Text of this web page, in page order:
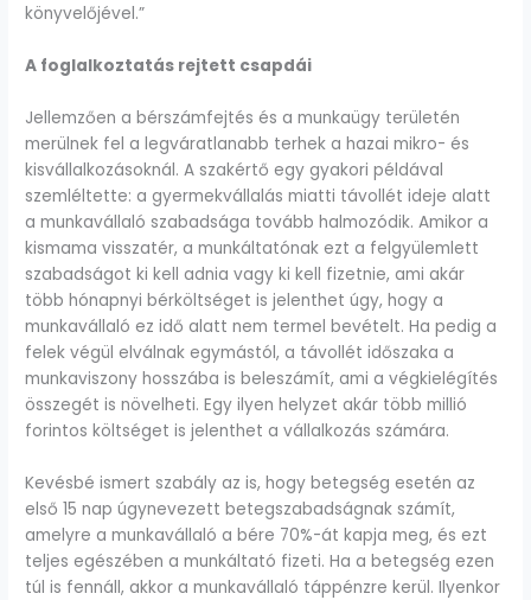
könyvelőjével.”
A foglalkoztatás rejtett csapdái
Jellemzően a bérszámfejtés és a munkaügy területén
merülnek fel a legváratlanabb terhek a hazai mikro- és
kisvállalkozásoknál. A szakértő egy gyakori példával
szemléltette: a gyermekvállalás miatti távollét ideje alatt
a munkavállaló szabadsága tovább halmozódik. Amikor a
kismama visszatér, a munkáltatónak ezt a felgyülemlett
szabadságot ki kell adnia vagy ki kell fizetnie, ami akár
több hónapnyi bérköltséget is jelenthet úgy, hogy a
munkavállaló ez idő alatt nem termel bevételt. Ha pedig a
felek végül elválnak egymástól, a távollét időszaka a
munkaviszony hosszába is beleszámít, ami a végkielégítés
összegét is növelheti. Egy ilyen helyzet akár több millió
forintos költséget is jelenthet a vállalkozás számára.
Kevésbé ismert szabály az is, hogy betegség esetén az
első 15 nap úgynevezett betegszabadságnak számít,
amelyre a munkavállaló a bére 70%-át kapja meg, és ezt
teljes egészében a munkáltató fizeti. Ha a betegség ezen
túl is fennáll, akkor a munkavállaló táppénzre kerül. Ilyenkor